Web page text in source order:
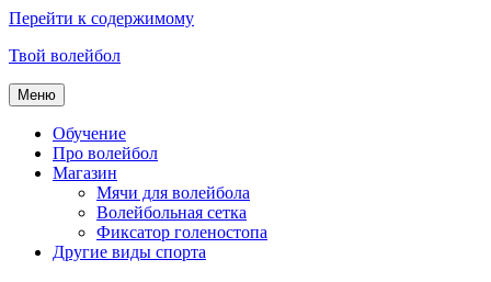
Перейти к содержимому
Твой волейбол
Меню
Обучение
Про волейбол
Магазин
Мячи для волейбола
Волейбольная сетка
Фиксатор голеностопа
Другие виды спорта